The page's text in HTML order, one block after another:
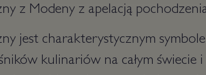
z Modeny z apelacją
jest charakterystycznym
kulinariów na całym świecie